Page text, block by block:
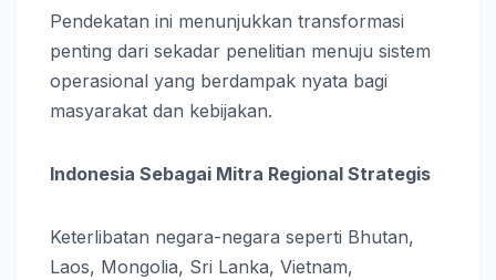
Pendekatan ini menunjukkan transformasi
penting dari sekadar penelitian menuju sistem
operasional yang berdampak nyata bagi
masyarakat dan kebijakan.
Indonesia Sebagai Mitra Regional Strategis
Keterlibatan negara-negara seperti Bhutan,
Laos, Mongolia, Sri Lanka, Vietnam,